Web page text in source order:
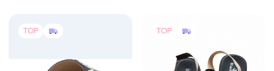
TOP TOP